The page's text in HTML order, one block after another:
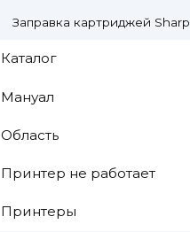
Заправка картриджей Sharp
Каталог
Мануал
Область
Принтер не работает
Принтеры